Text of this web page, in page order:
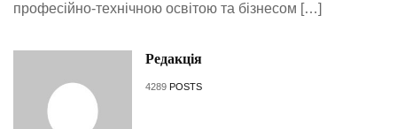
професійно-технічною освітою та бізнесом […]
Редакція
4289 POSTS